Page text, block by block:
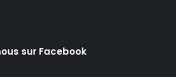
sur Facebook